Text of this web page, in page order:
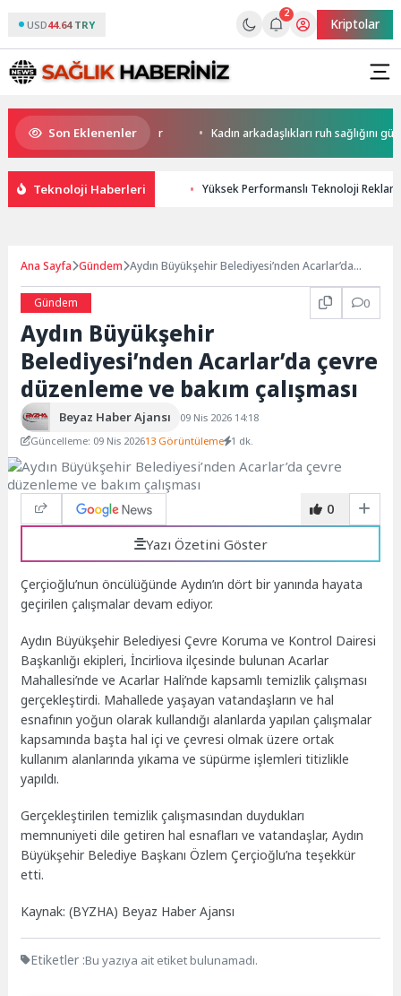
USD44.64 TRY
2
Kriptolar
Son Eklenenler
yapay zekaya bırakıyor Kadın arkadaşlıkları ruh sağlığını
Teknoloji Haberleri Yüksek Performanslı Teknoloji
Ana Sayfa Gündem Aydın Büyükşehir Belediyesi’nden Acarlar’da
Gündem
0
Aydın Büyükşehir
Belediyesi’nden Acarlar’da çevre
düzenleme ve bakım çalışması
Beyaz Haber Ajansı
09 Nis 2026 14:18
Güncelleme: 09 Nis 202613 Görüntüleme 1 dk.
0
Yazı Özetini Göster
Çerçioğlu’nun öncülüğünde Aydın’ın dört bir yanında hayata
geçirilen çalışmalar devam ediyor.
Aydın Büyükşehir Belediyesi Çevre Koruma ve Kontrol Dairesi
Başkanlığı ekipleri, İncirliova ilçesinde bulunan Acarlar
Mahallesi’nde ve Acarlar Hali’nde kapsamlı temizlik çalışması
gerçekleştirdi. Mahallede yaşayan vatandaşların ve hal
esnafının yoğun olarak kullandığı alanlarda yapılan çalışmalar
kapsamında başta hal içi ve çevresi olmak üzere ortak
kullanım alanlarında yıkama ve süpürme işlemleri titizlikle
yapıldı.
Gerçekleştirilen temizlik çalışmasından duydukları
memnuniyeti dile getiren hal esnafları ve vatandaşlar, Aydın
Büyükşehir Belediye Başkanı Özlem Çerçioğlu’na teşekkür
etti.
Kaynak: (BYZHA) Beyaz Haber Ajansı
Etiketler :Bu yazıya ait etiket bulunamadı.